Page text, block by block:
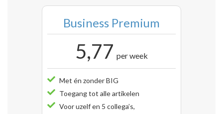
Business Premium
5,77 per week
Met én zonder BIG
Toegang tot alle artikelen
Voor uzelf en 5 collega’s,